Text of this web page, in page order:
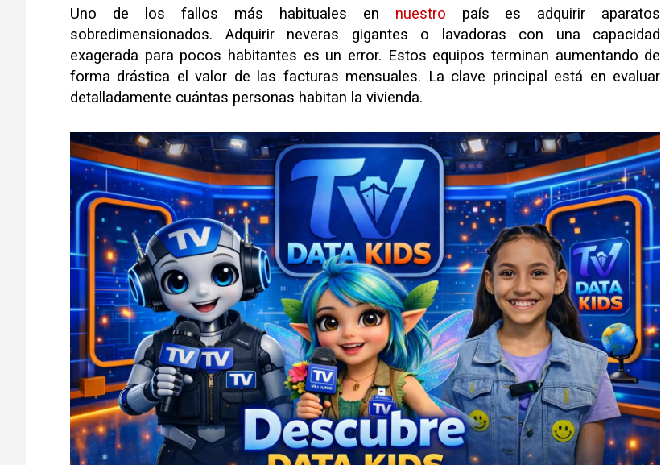
Uno de los fallos más habituales en nuestro país es adquirir aparatos
sobredimensionados. Adquirir neveras gigantes o lavadoras con una capacidad
exagerada para pocos habitantes es un error. Estos equipos terminan aumentando de
forma drástica el valor de las facturas mensuales. La clave principal está en evaluar
detalladamente cuántas personas habitan la vivienda.